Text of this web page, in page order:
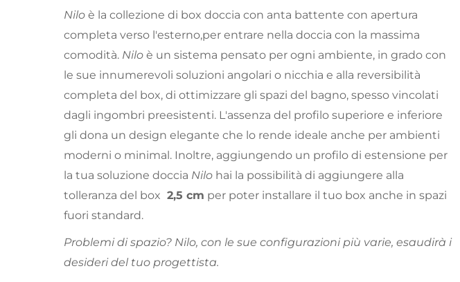
Nilo è la collezione di box doccia con anta battente con apertura
completa verso l'esterno,per entrare nella doccia con la massima
comodità. Nilo è un sistema pensato per ogni ambiente, in grado con
le sue innumerevoli soluzioni angolari o nicchia e alla reversibilità
completa del box, di ottimizzare gli spazi del bagno, spesso vincolati
dagli ingombri preesistenti. L'assenza del profilo superiore e inferiore
gli dona un design elegante che lo rende ideale anche per ambienti
moderni o minimal. Inoltre, aggiungendo un profilo di estensione per
la tua soluzione doccia Nilo hai la possibilità di aggiungere alla
tolleranza del box 2,5 cm per poter installare il tuo box anche in spazi
fuori standard.
Problemi di spazio? Nilo, con le sue configurazioni più varie, esaudirà i
desideri del tuo progettista.